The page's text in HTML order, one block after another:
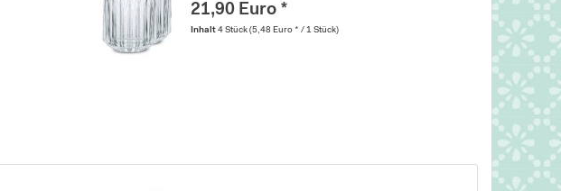
21,90 Euro *
Inhalt 4 Stück (5,48 Euro * / 1 Stück)